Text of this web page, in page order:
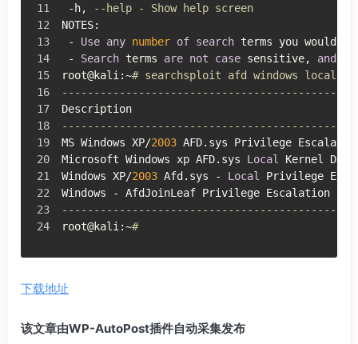
-h,
--help - Show help screen
NOTES:
- Use any number of search terms you would
- Search terms are not case sensitive, and
root@kali:~# searchsploit afd windows local
Description
MS Windows XP/2003 AFD.sys Privilege
Microsoft Windows xp AFD.sys Local
Kernel DoS
Windows XP/2003 Afd.sys - Local
Privilege
Windows - AfdJoinLeaf Privilege Escalation
root@kali:~#
下载地址
该文章由WP-AutoPost插件自动采集发布